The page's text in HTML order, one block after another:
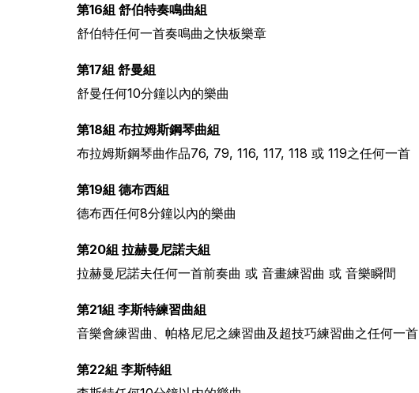
第16組 舒伯特奏鳴曲組
舒伯特任何一首奏鳴曲之快板樂章
第17組 舒曼組
舒曼任何10分鐘以內的樂曲
第18組 布拉姆斯鋼琴曲組
布拉姆斯鋼琴曲作品76, 79, 116, 117, 118 或 119之任何一首
第19組 德布西組
德布西任何8分鐘以內的樂曲
第20組 拉赫曼尼諾夫組
拉赫曼尼諾夫任何一首前奏曲 或 音畫練習曲 或 音樂瞬間
第21組 李斯特練習曲組
音樂會練習曲、帕格尼尼之練習曲及超技巧練習曲之任何一首
第22組 李斯特組